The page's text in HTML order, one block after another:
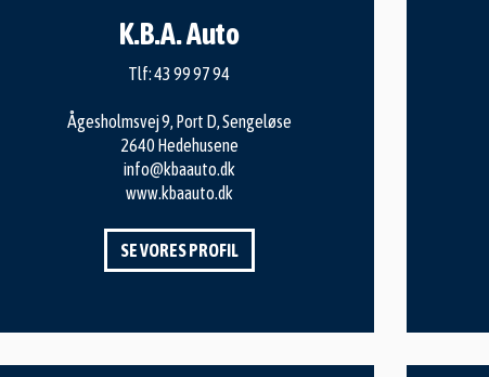
K.B.A. Auto
Tlf:43 99 97 94
Ågesholmsvej 9, Port D, Sengeløse
2640 Hedehusene
info@kbaauto.dk
www.kbaauto.dk
SE VORES PROFIL